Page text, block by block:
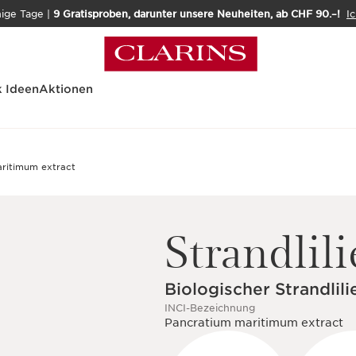
Tage | 9 Gratisproben, darunter unsere Neuheiten, ab CHF 90.–!
IdeenAktionen
Biologischer
INCI-Bezeichnung
Pancratium maritimum extract